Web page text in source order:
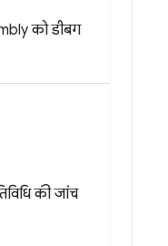
को डीबग
की जांच